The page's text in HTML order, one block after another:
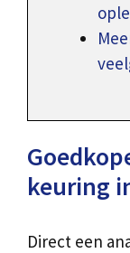
keuring
Direct een